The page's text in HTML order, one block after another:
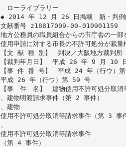
ローライブラリー
◆ 2014 年 12 月 26 日掲載 新・判
文献番号 z18817009-00-010901159
地方公務員の職員組合からの市庁舎の一
使用申請に対する市長の不許可処分が裁
【文 献 種 別】 判決／大阪地方裁判所
【裁判年月日】 平成 26 年 9 月 10
【事 件 番 号】 平成 24 年（行ウ）
平成 26 年（行ウ）第 59 号
【事 件 名】 建物使用不許可処分取消
、建物明渡請求事件（第 2 事件）
、建物
使用不許可処分取消等請求事件（第 3 事
使用不許可処分取消等請求事件
（第 4 事件）